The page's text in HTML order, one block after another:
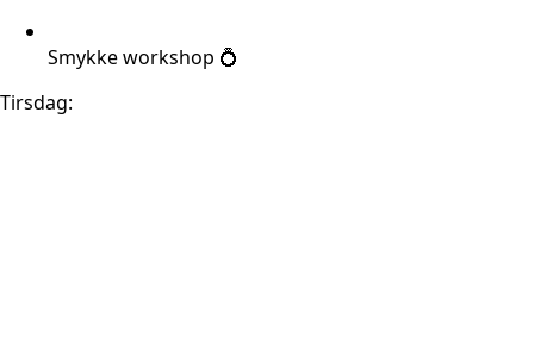
Smykke workshop 💍
Tirsdag: